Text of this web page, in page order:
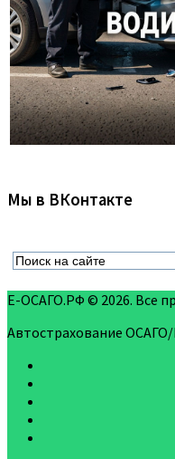
Мы в ВКонтакте
Е-ОСАГО.РФ © 2026. Все
Автострахование